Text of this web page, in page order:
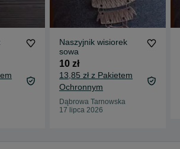
Naszyjnik wisiorek
sowa
10 zł
13,85 zł z Pakietem
Ochronnym
Dąbrowa Tarnowska
17 lipca 2026